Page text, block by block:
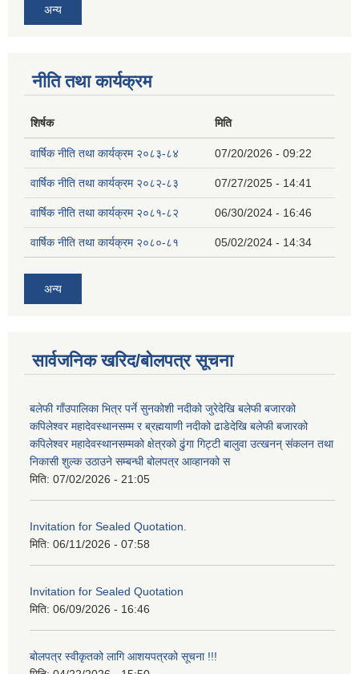
अन्य
नीति तथा कार्यक्रम
शिर्षक मिति
वार्षिक नीति तथा कार्यक्रम २०८३-८४ 07/20/2026 - 09:22
वार्षिक नीति तथा कार्यक्रम २०८२-८३ 07/27/2025 - 14:41
वार्षिक नीति तथा कार्यक्रम २०८१-८२ 06/30/2024 - 16:46
वार्षिक नीति तथा कार्यक्रम २०८०-८१ 05/02/2024 - 14:34
अन्य
सार्वजनिक खरिद/बोलपत्र सूचना
बलेफी गाँउपालिका भित्र पर्ने सुनकोशी नदीको जुरेदेखि बलेफी बजारको
कपिलेश्वर महादेवस्थानसम्म र ब्रह्मयाणी नदीको ढाडेदेखि बलेफी बजारको
कपिलेश्वर महादेवस्थानसम्मको क्षेत्रको ढुंगा गिट्टी बालुवा उत्खनन् संकलन तथा
निकासी शुल्क उठाउने सम्बन्धी बोलपत्र आव्हानको स
मिति: 07/02/2026 - 21:05
Invitation for Sealed Quotation.
मिति: 06/11/2026 - 07:58
Invitation for Sealed Quotation
मिति: 06/09/2026 - 16:46
बोलपत्र स्वीकृतको लागि आशयपत्रको सूचना !!!